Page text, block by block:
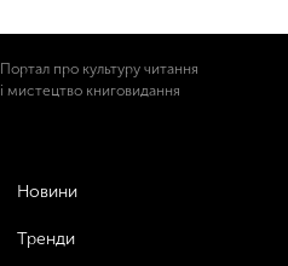
Портал про культуру читання
і мистецтво книговидання
Новини
Тренди